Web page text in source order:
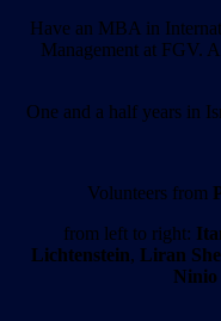
Have an MBA in
Management at FGV.
One and a half years in
Volunteers from
from left to right:
Lichtenstein, Liran
Ninio